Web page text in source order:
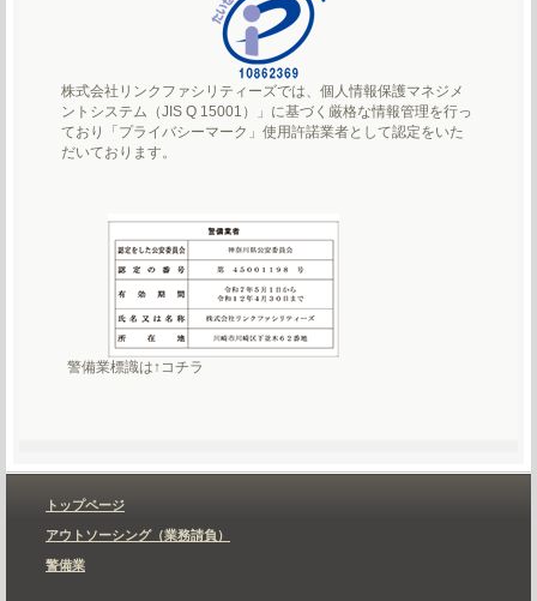
株式会社リンクファシリティーズでは、個人情報保護マネジメ
ントシステム（JIS Q 15001）」に基づく厳格な情報管理を行っ
ており「プライバシーマーク」使用許諾業者として認定をいた
だいております。
警備業標識は↑コチラ
トップページ
アウトソーシング（業務請負）
警備業